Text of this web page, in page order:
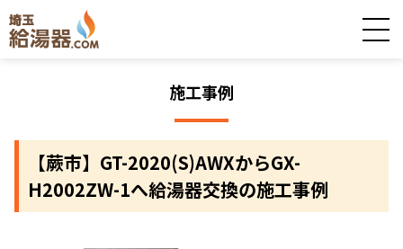
施工事例
【蕨市】GT-2020(S)AWXからGX-
H2002ZW-1へ給湯器交換の施工事例